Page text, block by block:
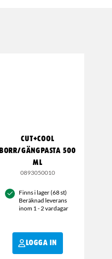
CUT+COOL
BORR/GÄNGPASTA 500
ML
0893050010
Finns i lager (68 st)
Beräknad leverans
inom 1 - 2 vardagar
LOGGA IN